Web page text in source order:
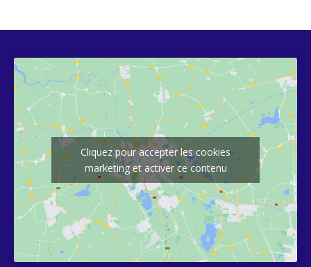
Cliquez pour accepter les cookies
marketing et activer ce contenu